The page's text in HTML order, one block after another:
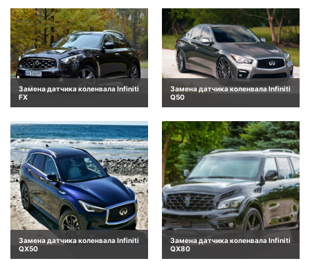
Замена датчика коленвала Infiniti
FX
Замена датчика коленвала Infiniti
Q50
Замена датчика коленвала Infiniti
QX50
Замена датчика коленвала Infiniti
QX80